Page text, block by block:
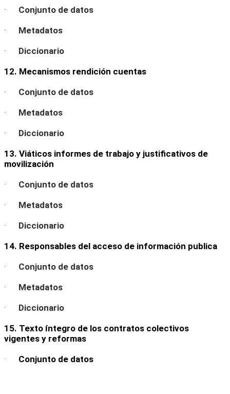
· Conjunto de datos
· Metadatos
· Diccionario
12. Mecanismos rendición cuentas
· Conjunto de datos
· Metadatos
· Diccionario
13. Viáticos informes de trabajo y justificativos de
movilización
· Conjunto de datos
· Metadatos
· Diccionario
14. Responsables del acceso de información publica
· Conjunto de datos
· Metadatos
· Diccionario
15. Texto íntegro de los contratos colectivos
vigentes y reformas
· Conjunto de datos